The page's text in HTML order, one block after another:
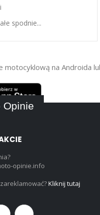
spodnie...
motocyklową na Androida
Opinie
opinie.info
Kliknij tutaj